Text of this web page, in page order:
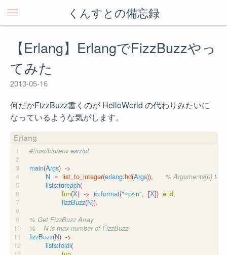
くんすとの備忘録
【Erlang】ErlangでFizzBuzzやっ
てみた
2013-05-16
何だかFizzBuzz書くのが HelloWorld の代わりみたいに
なっているような気がします。
main(Args) ->
N = list_to_integer(erlang:hd(Args)),
lists:foreach(
fun(X) -> io:format("~p~n", [X]) end,
fizzBuzz(N)).
fizzBuzz(N) ->
lists:foldl(